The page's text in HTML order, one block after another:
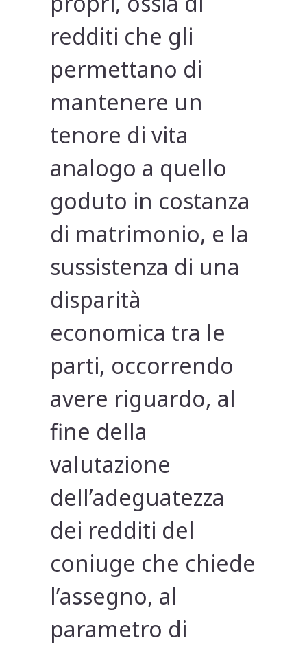
redditi che gli
permettano di
mantenere un
tenore di vita
analogo a quello
goduto in costanza
di matrimonio, e la
sussistenza di una
disparità
economica tra le
parti, occorrendo
avere riguardo, al
fine della
valutazione
dell’adeguatezza
dei redditi del
coniuge che chiede
l’assegno, al
parametro di